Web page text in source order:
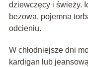
dziewczęcy i świeży.
beżowa, pojemna
odcieniu.
W chłodniejsze dni
kardigan lub